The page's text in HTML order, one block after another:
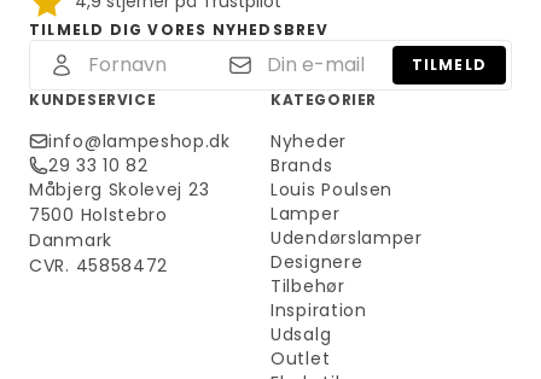
TILMELD DIG VORES NYHEDSBREV
TILMELD
KUNDESERVICE
info@lampeshop.dk
29 33 10 82
Måbjerg Skolevej 23
7500 Holstebro
Danmark
CVR. 45858472
KATEGORIER
Nyheder
Brands
Louis Poulsen
Lamper
Udendørslamper
Designere
Tilbehør
Inspiration
Udsalg
Outlet